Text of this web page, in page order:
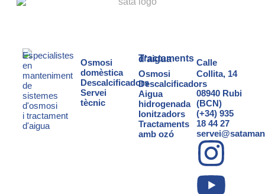
Especialistes
en
manteniment
de
sistemes
d'osmosi
i tractament
d'aigua
Osmosi
domèstica
Descalcificadors
Servei
tècnic
Tractaments d’aigua
Osmosi
Descalcificadors
Aigua
hidrogenada
Ionitzadors
Tractaments
amb ozó
Calle
Collita, 14
08940 Rubi
(BCN)
(+34) 935
18 44 27